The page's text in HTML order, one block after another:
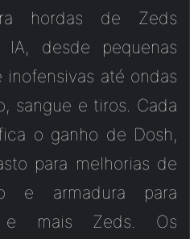
hordas de Zeds
IA, desde pequenas
inofensivas até ondas
sangue e tiros. Cada
o ganho de Dosh,
para melhorias de
e armadura para
e mais Zeds. Os